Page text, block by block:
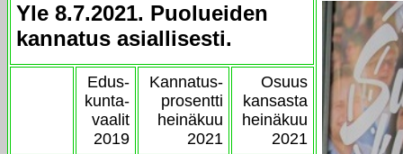
Yle 8.7.2021. Puolueiden
kannatus asiallisesti.
Edus-
kunta-
vaalit
2019
Kannatus-
prosentti
heinäkuu
2021
Osuus
kansasta
heinäkuu
2021